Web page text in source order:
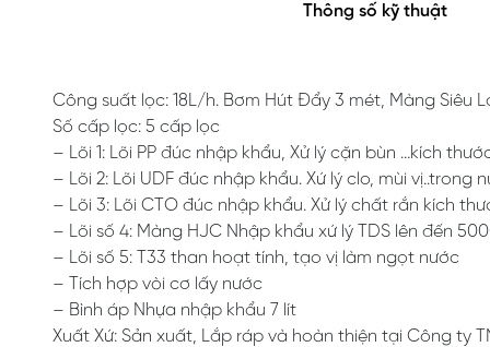
Thông số kỹ thuật
Công suất lọc: 18L/h. Bơm Hút Đẩy 3 mét, Màng Siêu
Số cấp lọc: 5 cấp lọc
– Lõi 1: Lõi PP đúc nhập khẩu, Xử lý cặn bùn …kích
– Lõi 2: Lõi UDF đúc nhập khẩu. Xứ lý clo, mùi vị..trong
– Lõi 3: Lõi CTO đúc nhập khẩu. Xử lý chất rắn kích
– Lõi số 4: Màng HJC Nhập khẩu xứ lý TDS lên đến
– Lõi số 5: T33 than hoạt tính, tạo vị làm ngọt nước
– Tích hợp vòi cơ lấy nước
– Bình áp Nhựa nhập khẩu 7 lít
Xuất Xứ: Sản xuất, Lắp ráp và hoàn thiện tại Công ty